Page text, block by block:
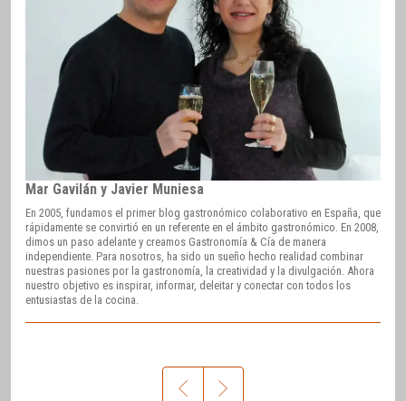
Mar Gavilán y Javier Muniesa
En 2005, fundamos el primer blog gastronómico colaborativo en España, que
rápidamente se convirtió en un referente en el ámbito gastronómico. En 2008,
dimos un paso adelante y creamos Gastronomía & Cía de manera
independiente. Para nosotros, ha sido un sueño hecho realidad combinar
nuestras pasiones por la gastronomía, la creatividad y la divulgación. Ahora
nuestro objetivo es inspirar, informar, deleitar y conectar con todos los
entusiastas de la cocina.